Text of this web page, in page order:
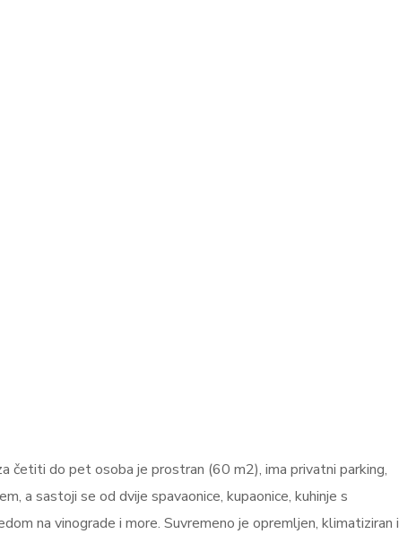
četiti do pet osoba je prostran (60 m2), ima privatni parking,
a sastoji se od dvije spavaonice, kupaonice, kuhinje s
na vinograde i more. Suvremeno je opremljen, klimatiziran i